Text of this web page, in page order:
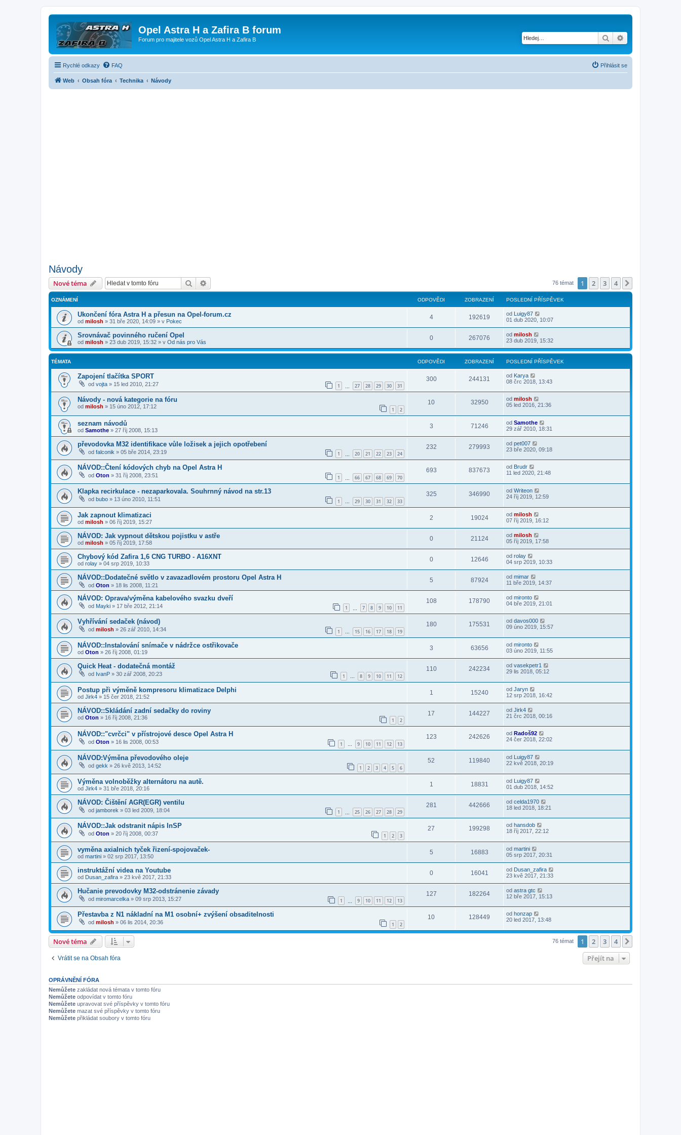
Opel Astra H a Zafira B forum
Forum pro majitele vozů Opel Astra H a Zafira B Hledat
Rychlé odkazy FAQ Přihlásit se
Web Obsah fóra Technika Návody
Návody
Nové téma Hledat 76 témat 1 2 3 4
OZNÁMENÍ ODPOVĚDI ZOBRAZENÍ POSLEDNÍ PŘÍSPĚVEK
Ukončení fóra Astra H a přesun na Opel-forum.cz
od milosh » 31 bře 2020, 14:09 » v Pokec
4 192619 od Luigy87
01 dub 2020, 10:07
Srovnávač povinného ručení Opel
od milosh » 23 dub 2019, 15:32 » v Od nás pro Vás
0 267076 od milosh
23 dub 2019, 15:32
TÉMATA ODPOVĚDI ZOBRAZENÍ POSLEDNÍ PŘÍSPĚVEK
Zapojení tlačítka SPORT
od vojta » 15 led 2010, 21:27 1 27 28 29 30 31
300 244131 od Karya
08 črc 2018, 13:43
Návody - nová kategorie na fóru
od milosh » 15 úno 2012, 17:12 1 2
10 32950 od milosh
05 led 2016, 21:36
seznam návodů
od Samothe » 27 říj 2008, 15:13
3 71246 od Samothe
29 zář 2010, 18:31
převodovka M32 identifikace vůle ložisek a jejich opotřebení
od falconik » 05 bře 2014, 23:19 1 20 21 22 23 24
232 279993 od pet007
23 bře 2020, 09:18
NÁVOD::Čtení kódových chyb na Opel Astra H
od Oton » 31 říj 2008, 23:51 1 66 67 68 69 70
693 837673 od Brudr
11 led 2020, 21:48
Klapka recirkulace - nezaparkovala. Souhrnný návod na str.13
od bubo » 13 úno 2010, 11:51 1 … 29 30 31 32 33
325 346990 od Writeon
24 říj 2019, 12:59
Jak zapnout klimatizaci
od milosh » 06 říj 2019, 15:27
2 19024 od milosh
07 říj 2019, 16:12
NÁVOD: Jak vypnout dětskou pojistku v astře
od milosh » 05 říj 2019, 17:58
0 21124 od milosh
05 říj 2019, 17:58
Chybový kód Zafira 1,6 CNG TURBO - A16XNT
od rolay » 04 srp 2019, 10:33
0 12646 od rolay
04 srp 2019, 10:33
NÁVOD::Dodatečné světlo v zavazadlovém prostoru Opel Astra H
od Oton » 18 lis 2008, 11:21
5 87924 od mimar
11 bře 2019, 14:37
NÁVOD: Oprava/výměna kabelového svazku dveří
od Mayki » 17 bře 2012, 21:14 1 7 8 9 10 11
108 178790 od mironto
04 bře 2019, 21:01
Vyhřívání sedaček (návod)
od milosh » 26 zář 2010, 14:34 1 … 15 16 17 18 19
180 175531 od davos000
09 úno 2019, 15:57
NÁVOD::Instalování snímače v nádržce ostřikovače
od Oton » 26 říj 2008, 01:19
3 63656 od mironto
03 úno 2019, 11:55
Quick Heat - dodatečná montáž
od IvanP » 30 zář 2008, 20:23 1 … 8 9 10 11 12
110 242234 od vasekpetr1
29 lis 2018, 05:12
Postup při výměně kompresoru klimatizace Delphi
od Jirk4 » 15 čer 2018, 21:52
1 15240 od Jaryn
12 srp 2018, 16:42
NÁVOD::Skládání zadní sedačky do roviny
od Oton » 16 říj 2008, 21:36 1 2
17 144227 od Jirk4
21 črc 2018, 00:16
NÁVOD::"cvrčci" v přístrojové desce Opel Astra H
od Oton » 16 lis 2008, 00:53 1 … 9 10 11 12 13
123 242626 od Radoš92
24 čer 2018, 22:02
NÁVOD:Výměna převodového oleje
od gekk » 26 kvě 2013, 14:52 1 2 3 4 5 6
52 119840 od Luigy87
22 kvě 2018, 20:19
Výměna volnoběžky alternátoru na autě.
od Jirk4 » 31 bře 2018, 20:16
1 18831 od Luigy87
01 dub 2018, 14:52
NÁVOD: Čištění AGR(EGR) ventilu
od jamborek » 03 led 2009, 18:04 1 25 26 27 28 29
281 442666 od celda1970
18 led 2018, 18:21
NÁVOD::Jak odstranit nápis InSP
od Oton » 20 říj 2008, 00:37 1 2 3
27 199298 od hansdob
18 říj 2017, 22:12
vyměna axialnich tyček řizení-spojovaček-
od martini » 02 srp 2017, 13:50
5 16883 od martini
05 srp 2017, 20:31
instruktážní videa na Youtube
od Dusan_zafira » 23 kvě 2017, 21:33
0 16041 od Dusan_zafira
23 kvě 2017, 21:33
Hučanie prevodovky M32-odstránenie závady
od miromarcelka » 09 srp 2013, 15:27 1 9 10 11 12 13
127 182264 od astra gtc
12 bře 2017, 15:13
Přestavba z N1 nákladní na M1 osobní+ zvýšení obsaditelnosti
od milosh » 06 lis 2014, 20:36 1 2
10 128449 od honzap
20 led 2017, 13:48
Nové téma 76 témat 1 2 3 4
Vrátit se na Obsah fóra Přejít na
OPRÁVNĚNÍ FÓRA
Nemůžete zakládat nová témata v tomto fóru
Nemůžete odpovídat v tomto fóru
Nemůžete upravovat své příspěvky v tomto fóru
Nemůžete mazat své příspěvky v tomto fóru
Nemůžete přikládat soubory v tomto fóru